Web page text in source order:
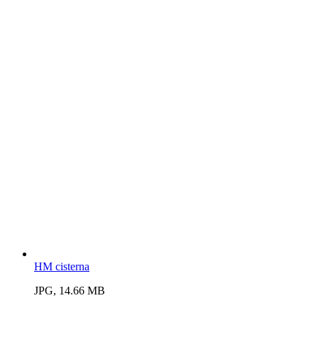
HM cisterna
JPG, 14.66 MB